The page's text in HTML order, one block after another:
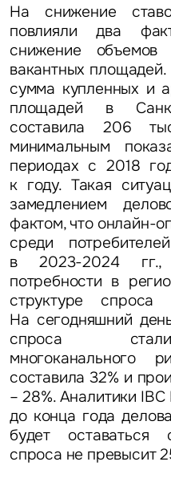
На снижение
повлияли два
снижение
вакантных
сумма купленных и
площадей в
составила 206
минимальным
периодах с 2018
к году. Такая
замедлением
фактом, что онлайн-
среди
в 2023-2024 гг.,
потребности в
структуре спроса
На сегодняшний
спроса
многоканального
составила 32% и
– 28%. Аналитики
до конца года
будет
спроса не превысит